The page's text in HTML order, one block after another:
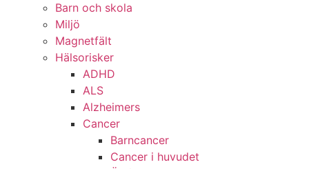
Barn och skola
Miljö
Magnetfält
Hälsorisker
ADHD
ALS
Alzheimers
Cancer
Barncancer
Cancer i huvudet